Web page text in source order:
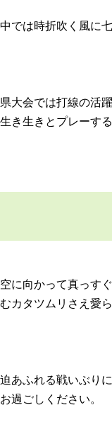
では時折吹く風に
大会では打線の活
き生きとプレーす
に向かって真っす
カタツムリさえ愛
ふれる戦いぶりに
過ごしください。